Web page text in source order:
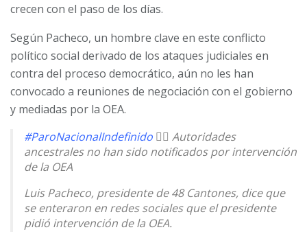
crecen con el paso de los días.
Según Pacheco, un hombre clave en este conflicto
político social derivado de los ataques judiciales en
contra del proceso democrático, aún no les han
convocado a reuniones de negociación con el gobierno
y mediadas por la OEA.
#ParoNacionalIndefinido ✊🏽 Autoridades
ancestrales no han sido notificados por intervención
de la OEA
Luis Pacheco, presidente de 48 Cantones, dice que
se enteraron en redes sociales que el presidente
pidió intervención de la OEA.